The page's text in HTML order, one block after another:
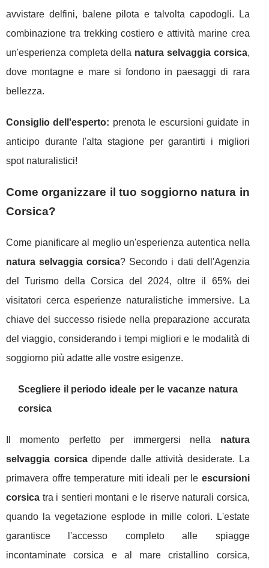
avvistare delfini, balene pilota e talvolta capodogli. La
combinazione tra trekking costiero e attività marine crea
un'esperienza completa della natura selvaggia corsica,
dove montagne e mare si fondono in paesaggi di rara
bellezza.
Consiglio dell'esperto: prenota le escursioni guidate in
anticipo durante l'alta stagione per garantirti i migliori
spot naturalistici!
Come organizzare il tuo soggiorno natura in
Corsica?
Come pianificare al meglio un'esperienza autentica nella
natura selvaggia corsica? Secondo i dati dell'Agenzia
del Turismo della Corsica del 2024, oltre il 65% dei
visitatori cerca esperienze naturalistiche immersive. La
chiave del successo risiede nella preparazione accurata
del viaggio, considerando i tempi migliori e le modalità di
soggiorno più adatte alle vostre esigenze.
Scegliere il periodo ideale per le vacanze natura
corsica
Il momento perfetto per immergersi nella natura
selvaggia corsicadipende dalle attività desiderate. La
primavera offre temperature miti ideali per le escursioni
corsica tra i sentieri montani e le riserve naturali corsica,
quando la vegetazione esplode in mille colori. L'estate
garantisce l'accesso completo alle spiagge
incontaminate corsica e al mare cristallino corsica,